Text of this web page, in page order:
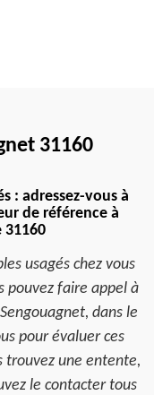
31160
: adressez-vous à
de référence à
31160
usagés chez vous
pouvez faire appel à
dans le
pour évaluer ces
trouvez une entente,
le contacter tous